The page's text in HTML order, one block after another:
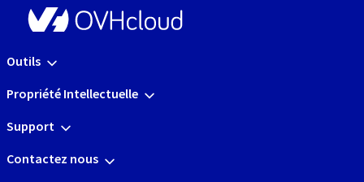
Outils
Propriété Intellectuelle
Support
Contactez nous